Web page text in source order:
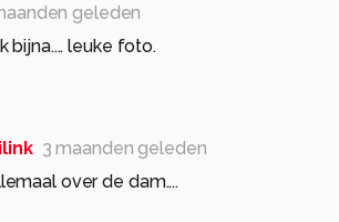
geleden
bijna.... leuke foto.
3 maanden geleden
over de dam....